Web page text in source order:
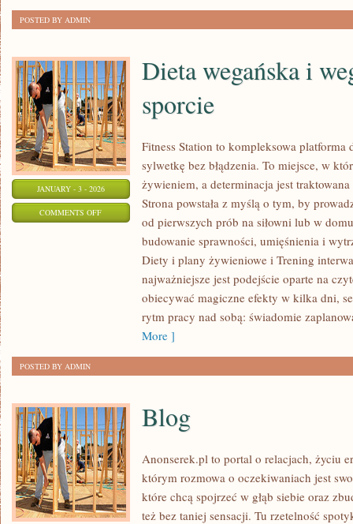
POSTED BY ADMIN
JANUARY - 3 - 2026
COMMENTS OFFON
Dieta wegańska i
sporcie
Fitness Station to kompleksowa platforma
sylwetkę bez błądzenia. To miejsce, w
żywieniem, a determinacja jest
Strona powstała z myślą o tym, by
od pierwszych prób na siłowni lub w
budowanie sprawności, umięśnienia i
Diety i plany żywieniowe i Trening
najważniejsze jest podejście oparte na
obiecywać magiczne efekty w kilka dni,
rytm pracy nad sobą: świadomie
More ]
POSTED BY ADMIN
Blog
Anonserek.pl to portal o relacjach, życiu
którym rozmowa o oczekiwaniach jest
które chcą spojrzeć w głąb siebie oraz
też bez taniej sensacji. Tu rzetelność